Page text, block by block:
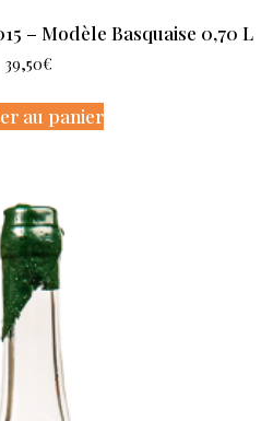
– Modèle Basquaise 0,70 L
39,50€
au panier